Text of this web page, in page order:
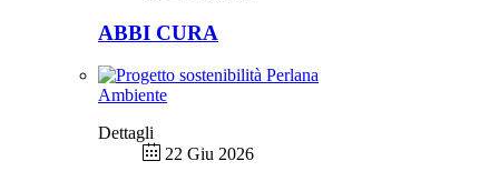
ABBI CURA
Ambiente
Dettagli
22 Giu 2026